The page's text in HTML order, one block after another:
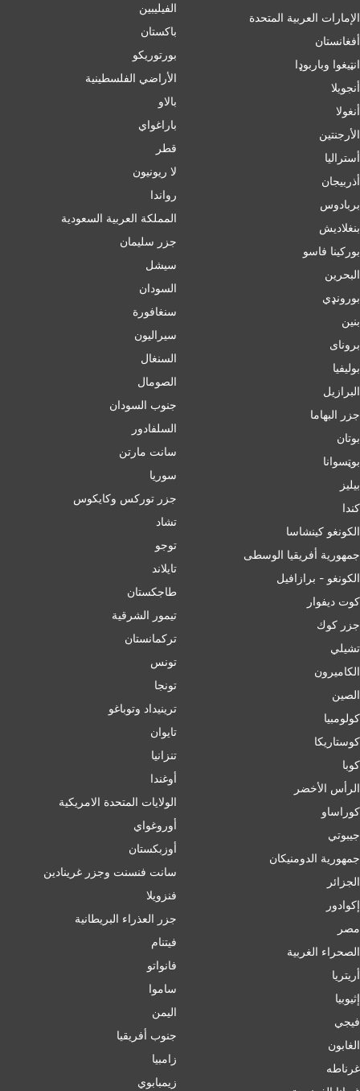
الإمارات العربية المتحدة
أفغانستان
انټیغوا وباربوډا
أنجويلا
أنغولا
الأرجنتين
أسترالیا
أذربيجان
بربادوس
بنغلاديش
بورکینا فاسو
البحرين
بورونډي
بنين
برونای
بوليفيا
البرازيل
جزر البهاما
بوتان
بوټسوانا
بيليز
ﻛﻨﺪا
الكونغو كينشاسا
جمهورية أفريقيا الوسطى
الكونغو - برازافيل
كوت ديفوار
جزر كوك
تشيلي
الكاميرون
الصين
کولومبیا
كوستاريكا
كوبا
الرأس الأخضر
كوراساو
جيبوتي
جمهورية الدومنيكان
الجزائر
إكوادور
مصر
الصحراء الغربية
أريتريا
إثيوبيا
فيجي
الغابون
غرناطه
الفيليبين
باكستان
بورتوريكو
الأراضي الفلسطينية
بالاو
باراغواي
قطر
لا ريونيون
رواندا
المملكة العربية السعودية
جزر سليمان
سيشل
السودان
سنغافورة
سيراليون
السنغال
الصومال
جنوب السودان
السلفادور
سانت مارتن
سوريا
جزر توركس وكايكوس
تشاد
توجو
تايلاند
طاجكستان
تيمور الشرقية
تركمانستان
تونس
تونجا
ترينيداد وتوباغو
تايوان
تنزانيا
أوغندا
الولايات المتحدة الامريكية
أوروغواي
أوزبكستان
سانت فنسنت وجزر غرينادين
فنزويلا
جزر العذراء البريطانية
فيتنام
فانواتو
ساموا
اليمن
جنوب أفريقيا
زامبيا
زيمبابوي